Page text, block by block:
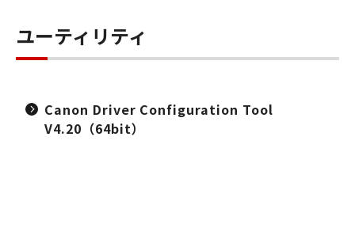
ユーティリティ
Canon Driver Configuration Tool
V4.20（64bit）